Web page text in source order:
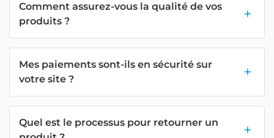
Comment assurez-vous la qualité de vos
produits ?
Mes paiements sont-ils en sécurité sur
votre site ?
Quel est le processus pour retourner un